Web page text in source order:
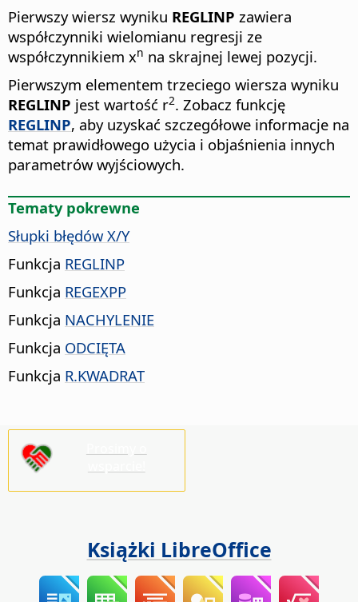
Pierwszy wiersz wyniku REGLINP zawiera
współczynniki wielomianu regresji ze
współczynnikiem xn na skrajnej lewej pozycji.
Pierwszym elementem trzeciego wiersza wyniku
REGLINP jest wartość r2. Zobacz funkcję
REGLINP, aby uzyskać szczegółowe informacje na
temat prawidłowego użycia i objaśnienia innych
parametrów wyjściowych.
Tematy pokrewne
Słupki błędów X/Y
Funkcja REGLINP
Funkcja REGEXPP
Funkcja NACHYLENIE
Funkcja ODCIĘTA
Funkcja R.KWADRAT
Książki LibreOffice